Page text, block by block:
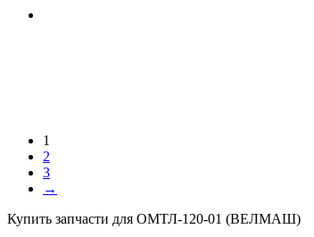
1
2
3
→
Купить запчасти для ОМТЛ-120-01 (ВЕЛМАШ)